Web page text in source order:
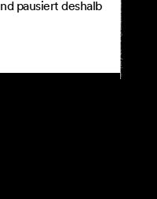
pausiert deshalb